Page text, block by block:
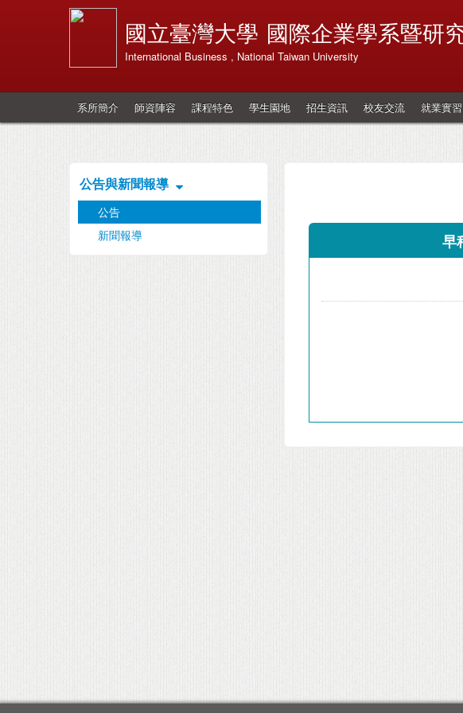
國立臺灣大學 國際企業學系暨研
International Business , National Taiwan University
系所簡介 師資陣容 課程特色 學生園地 招生資訊 校友交流 就業實習
公告與新聞報導
公告
新聞報導
早